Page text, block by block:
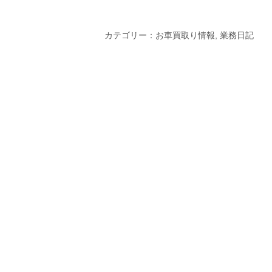
カテゴリー： お車買取り情報 業務日記